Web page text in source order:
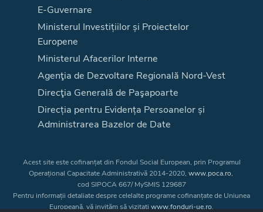
E-Guvernare
Ministerul Investițiilor și Proiectelor
Europene
Ministerul Afacerilor Interne
Agenţia de Dezvoltare Regională Nord-Vest
Direcţia Generală de Paşapoarte
Direcția pentru Evidența Persoanelor și
Administrarea Bazelor de Date
Acest site este cofinanțat din Fondul Social European, prin Programul
Operațional Capacitate Administrativă 2014-2020, www.poca.ro,
cod SIPOCA 667/ MySMIS 129687
Pentru informații detaliate despre celelalte programe cofinanțate de Uniunea
Europeană, vă invităm să vizitați www.fonduri-ue.ro.